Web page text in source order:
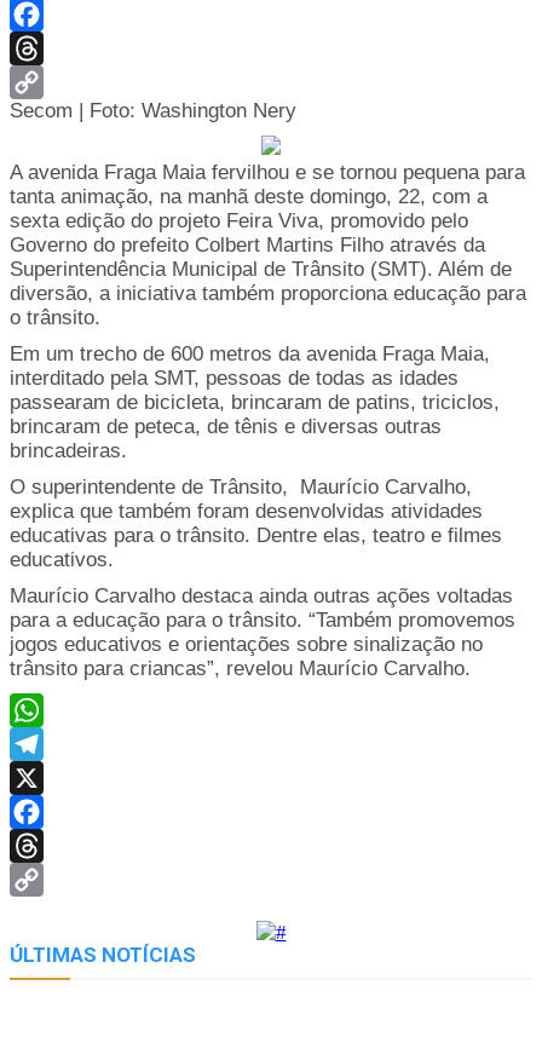
X
Facebook
Threads
Copy
Secom | Foto: Washington Nery
A avenida Fraga Maia fervilhou e se tornou pequena para
tanta animação, na manhã deste domingo, 22, com a
sexta edição do projeto Feira Viva, promovido pelo
Governo do prefeito Colbert Martins Filho através da
Superintendência Municipal de Trânsito (SMT). Além de
diversão, a iniciativa também proporciona educação para
o trânsito.
Em um trecho de 600 metros da avenida Fraga Maia,
interditado pela SMT, pessoas de todas as idades
passearam de bicicleta, brincaram de patins, triciclos,
brincaram de peteca, de tênis e diversas outras
brincadeiras.
O superintendente de Trânsito, Maurício Carvalho,
explica que também foram desenvolvidas atividades
educativas para o trânsito. Dentre elas, teatro e filmes
educativos.
Maurício Carvalho destaca ainda outras ações voltadas
para a educação para o trânsito. “Também promovemos
jogos educativos e orientações sobre sinalização no
trânsito para criancas”, revelou Maurício Carvalho.
WhatsApp
Telegram
X
Facebook
Threads
Link
ÚLTIMAS NOTÍCIAS